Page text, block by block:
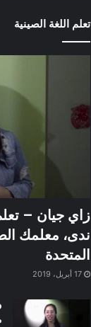
تعلم اللغة الصينية
زاي جيان –
ندى، معلمك
المتحدة
17 أبريل، 2019